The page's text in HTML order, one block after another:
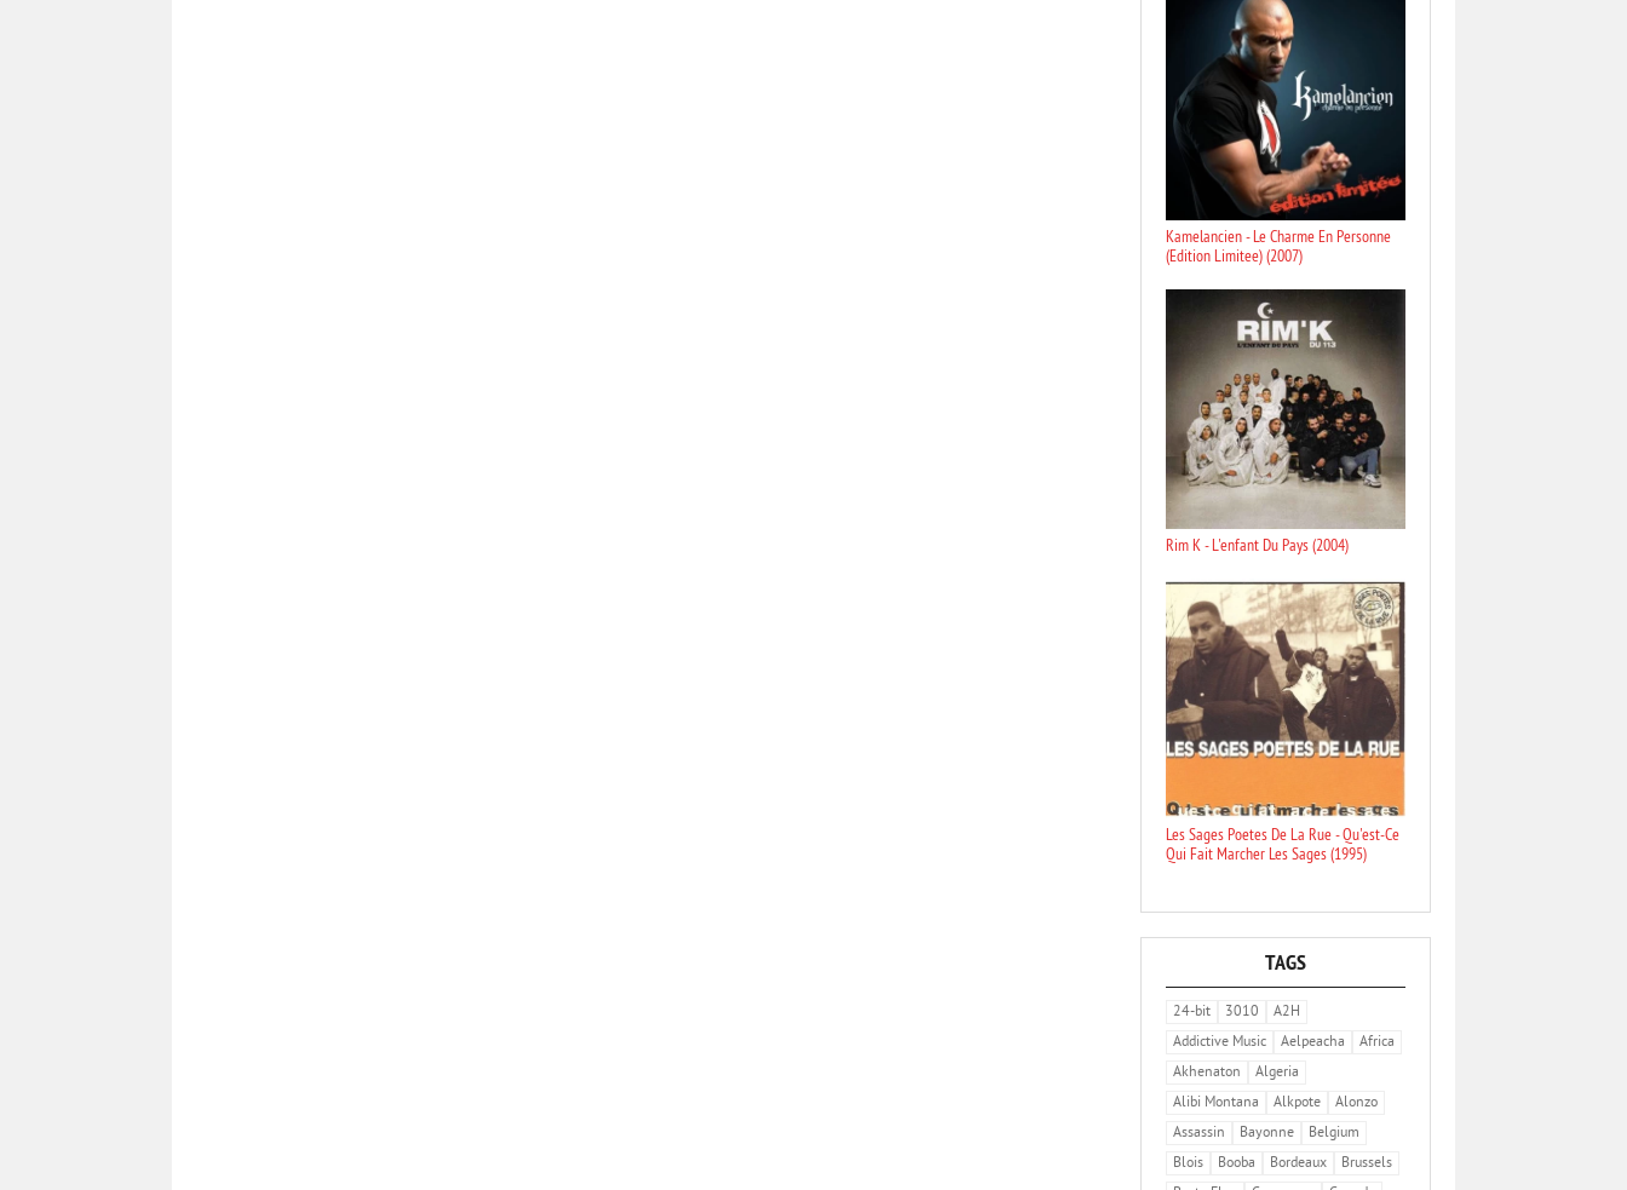
Kamelancien - Le Charme En Personne
(Edition Limitee) (2007)
Rim K - L'enfant Du Pays (2004)
Les Sages Poetes De La Rue - Qu'est-Ce
Qui Fait Marcher Les Sages (1995)
TAGS
24-bit 3010
A2H
Addictive Music
Aelpeacha
Africa
Akhenaton
Algeria
Alibi Montana
Alkpote
Alonzo
Assassin
Bayonne
Belgium
Blois
Booba Bordeaux
Brussels